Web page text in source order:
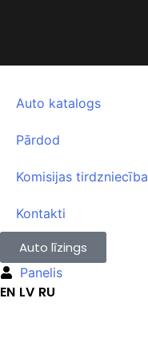
Auto katalogs
Pārdod
Komisijas tirdzniecība
Kontakti
Auto līzings
Panelis
EN LV RU